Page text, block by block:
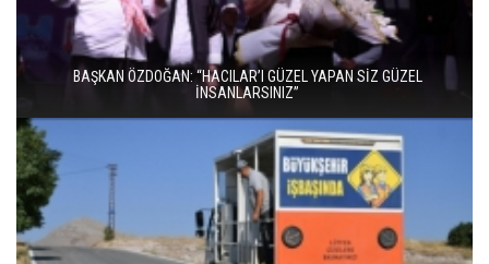
BAŞKAN ÖZDOĞAN: “HACILAR’I GÜZEL YAPAN SİZ GÜZEL
İNSANLARSINIZ”